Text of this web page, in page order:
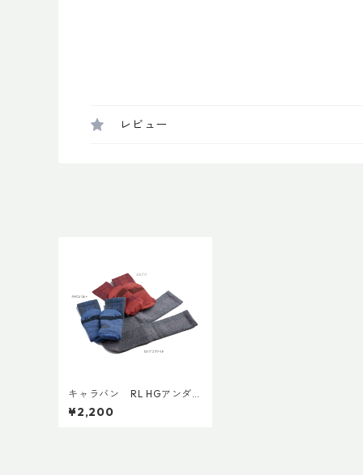
レビュー
キャラバン RL HGアンダー
カーフ
¥2,200